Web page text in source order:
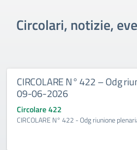
Circolari, notizie,
CIRCOLARE N° 422 – Odg
09-06-2026
Circolare 422
CIRCOLARE N° 422 - Odg riunione